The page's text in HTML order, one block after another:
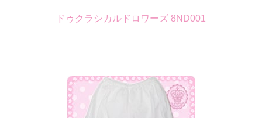
ドゥクラシカルドロワーズ 8ND001